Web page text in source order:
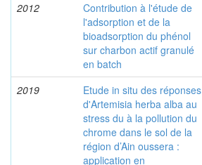
2012
Contribution à l'étude de
l'adsorption et de la
bioadsorption du phénol
sur charbon actif granulé
en batch
2019
Etude in situ des réponses
d'Artemisia herba alba au
stress du à la pollution du
chrome dans le sol de la
région d’Ain oussera :
application en